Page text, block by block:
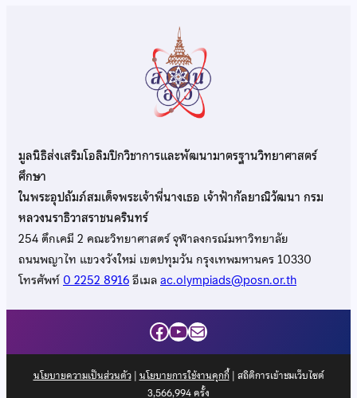
มูลนิธิส่งเสริมโอลิมปิกวิชาการและพัฒนามาตรฐานวิทยาศาสตร์
ศึกษา
ในพระอุปถัมภ์สมเด็จพระเจ้าพี่นางเธอ เจ้าฟ้ากัลยาณิวัฒนา กรม
หลวงนราธิวาสราชนครินทร์
254 ตึกเคมี 2 คณะวิทยาศาสตร์ จุฬาลงกรณ์มหาวิทยาลัย
ถนนพญาไท แขวงวังใหม่ เขตปทุมวัน กรุงเทพมหานคร 10330
โทรศัพท์0 2252 8916อีเมลac.olympiads@posn.or.th
Facebook
YouTube
Mail
นโยบายความเป็นส่วนตัว| นโยบายการใช้งานคุกกี้| สถิติการเข้าชมเว็บไซต์
3,566,994ครั้ง